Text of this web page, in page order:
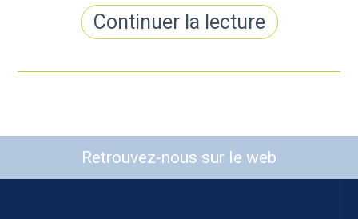
Continuer la lecture
Retrouvez-nous sur le web